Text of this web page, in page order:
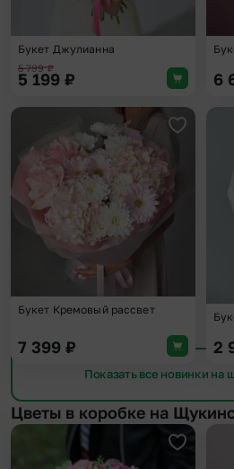
Букет Джулианна
5 799₽
5 199 ₽ 6
Букет Кремовый рассвет
7 399 ₽ 2
Показать все новинки на
Цветы в коробке на